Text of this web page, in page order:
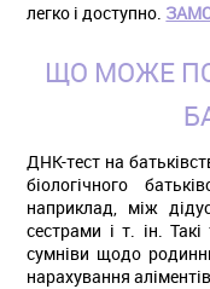
легко і доступно.
ЩО МОЖЕ
ДНК-тест на
біологічного
наприклад, між
сестрами і т. ін.
сумніви щодо
нарахування